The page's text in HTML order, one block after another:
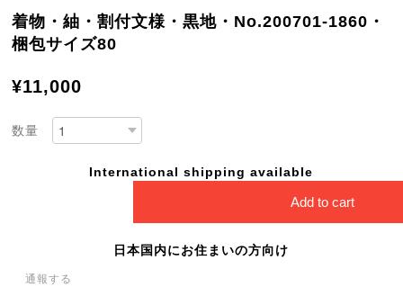
着物・紬・割付文様・黒地・No.200701-1860・
梱包サイズ80
¥11,000
数量
International shipping available
Add to cart
日本国内にお住まいの方向け
通報する